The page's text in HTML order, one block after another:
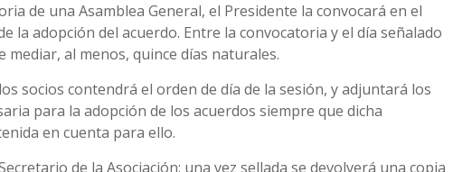
de una Asamblea General, el Presidente la convocará en el
la adopción del acuerdo. Entre la convocatoria y el día señalado
mediar, al menos, quince días naturales.
socios contendrá el orden de día de la sesión, y adjuntará los
para la adopción de los acuerdos siempre que dicha
en cuenta para ello.
de la Asociación; una vez sellada se devolverá una copia